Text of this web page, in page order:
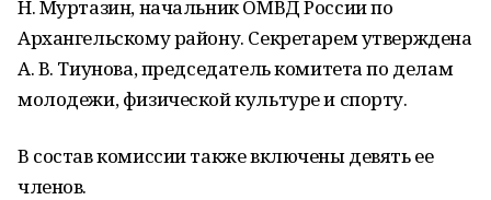
Н. Муртазин, начальник ОМВД России по
Архангельскому району. Секретарем утверждена
А. В. Тиунова, председатель комитета по делам
молодежи, физической культуре и спорту.
В состав комиссии также включены девять ее
членов.